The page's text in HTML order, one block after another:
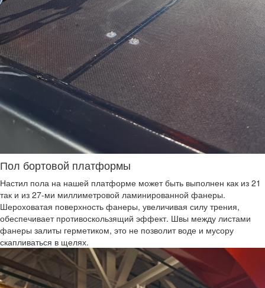
Пол бортовой платформы
Настил пола на нашей платформе может быть выполнен как из 21
так и из 27-ми миллиметровой ламинированной фанеры.
Шероховатая поверхность фанеры, увеличивая силу трения,
обеспечивает противоскользящий эффект. Швы между листами
фанеры залиты герметиком, это не позволит воде и мусору
скапливаться в щелях.